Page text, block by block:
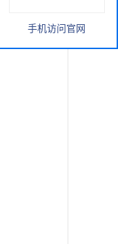
手机访问官网